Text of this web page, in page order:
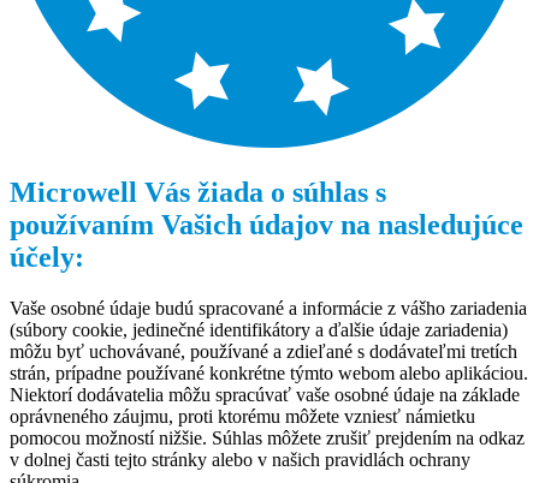
Microwell Vás žiada o súhlas s
používaním Vašich údajov na nasledujúce
účely:
Vaše osobné údaje budú spracované a informácie z vášho zariadenia
(súbory cookie, jedinečné identifikátory a ďalšie údaje zariadenia)
môžu byť uchovávané, používané a zdieľané s dodávateľmi tretích
strán, prípadne používané konkrétne týmto webom alebo aplikáciou.
Niektorí dodávatelia môžu spracúvať vaše osobné údaje na základe
oprávneného záujmu, proti ktorému môžete vzniesť námietku
pomocou možností nižšie. Súhlas môžete zrušiť prejdením na odkaz
v dolnej časti tejto stránky alebo v našich pravidlách ochrany